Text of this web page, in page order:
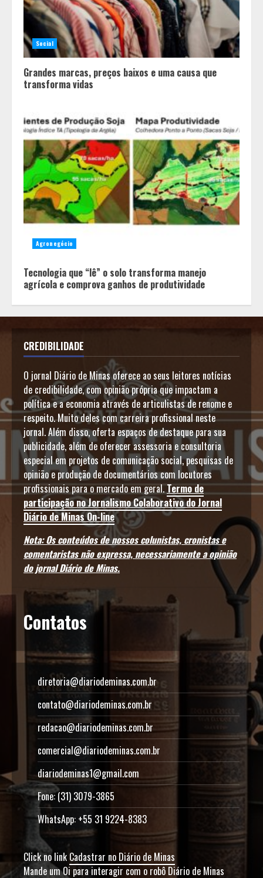
Social
Grandes marcas, preços baixos e uma causa que
transforma vidas
Agronegócio
Tecnologia que “lê” o solo transforma manejo
agrícola e comprova ganhos de produtividade
CREDIBILIDADE
O jornal Diário de Minas oferece ao seus leitores notícias
de credibilidade, com opinião própria que impactam a
política e a economia através de articulistas de renome e
respeito. Muito deles com carreira profissional neste
jornal. Além disso, oferta espaços de destaque para sua
publicidade, além de oferecer assessoria e consultoria
especial em projetos de comunicação social, pesquisas de
opinião e produção de documentários com locutores
profissionais para o mercado em geral.Termo de
participação no Jornalismo Colaborativo do Jornal
Diário de Minas On-line
Nota: Os conteúdos de nossos colunistas, cronistas e
comentaristas não expressa, necessariamente a opinião
do jornal Diário de Minas.
Contatos
diretoria@diariodeminas.com.br
contato@diariodeminas.com.br
redacao@diariodeminas.com.br
comercial@diariodeminas.com.br
diariodeminas1@gmail.com
Fone: (31) 3079-3865
WhatsApp: +55 31 9224-8383
Click no link Cadastrar no Diário de Minas
Mande um Oi para interagir com o robô Diário de Minas